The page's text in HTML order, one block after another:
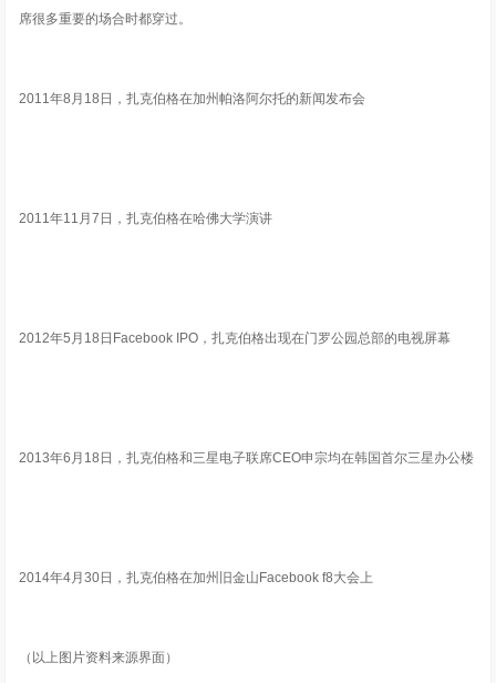
席很多重要的场合时都穿过。
2011年8月18日，扎克伯格在加州帕洛阿尔托的新闻发布会
2011年11月7日，扎克伯格在哈佛大学演讲
2012年5月18日Facebook IPO，扎克伯格出现在门罗公园总部的电视屏幕
2013年6月18日，扎克伯格和三星电子联席CEO申宗均在韩国首尔三星办公楼
2014年4月30日，扎克伯格在加州旧金山Facebook f8大会上
（以上图片资料来源界面）